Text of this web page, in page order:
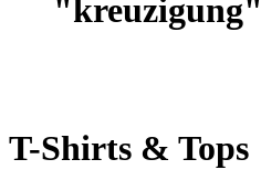
"kreuzigung"
T-Shirts & Tops